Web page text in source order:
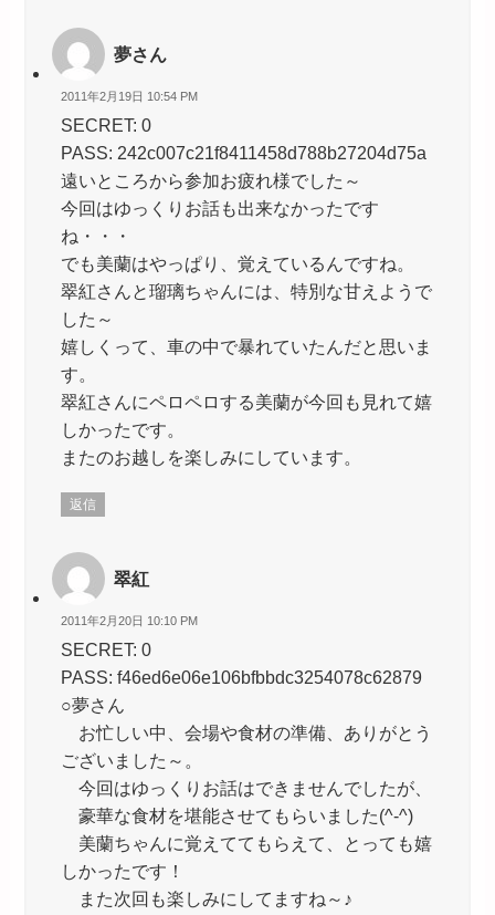
夢さん
2011年2月19日 10:54 PM
SECRET: 0
PASS: 242c007c21f8411458d788b27204d75a
遠いところから参加お疲れ様でした～
今回はゆっくりお話も出来なかったです
ね・・・
でも美蘭はやっぱり、覚えているんですね。
翠紅さんと瑠璃ちゃんには、特別な甘えようで
した～
嬉しくって、車の中で暴れていたんだと思いま
す。
翠紅さんにペロペロする美蘭が今回も見れて嬉
しかったです。
またのお越しを楽しみにしています。
返信
翠紅
2011年2月20日 10:10 PM
SECRET: 0
PASS: f46ed6e06e106bfbbdc3254078c62879
○夢さん
お忙しい中、会場や食材の準備、ありがとう
ございました～。
今回はゆっくりお話はできませんでしたが、
豪華な食材を堪能させてもらいました(^-^)
美蘭ちゃんに覚えててもらえて、とっても嬉
しかったです！
また次回も楽しみにしてますね～♪